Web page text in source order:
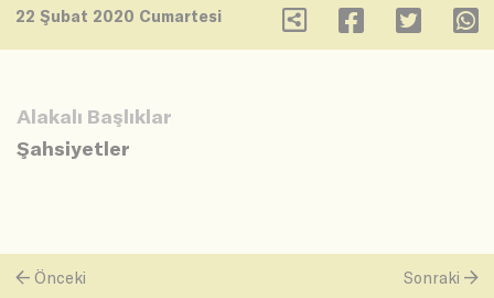
22 Şubat 2020 Cumartesi
Alakalı Başlıklar
Şahsiyetler
Önceki Sonraki